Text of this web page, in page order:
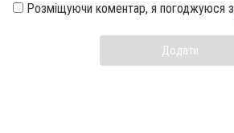
Розміщуючи коментар, я погоджуюся з
Додати